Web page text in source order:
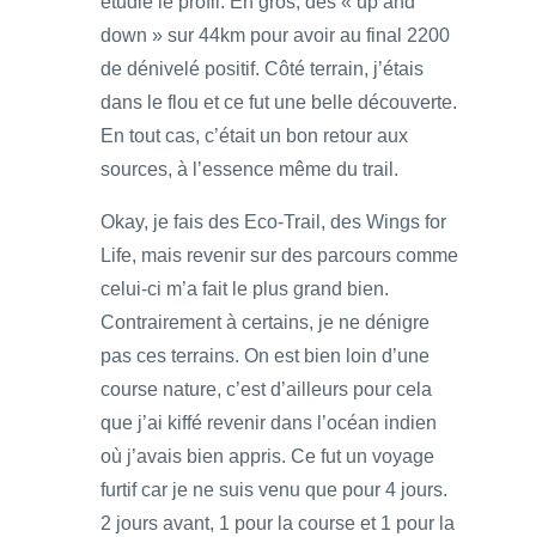
down » sur 44km pour avoir au final 2200
de dénivelé positif. Côté terrain, j’étais
dans le flou et ce fut une belle découverte.
En tout cas, c’était un bon retour aux
sources, à l’essence même du trail.
Okay, je fais des Eco-Trail, des Wings for
Life, mais revenir sur des parcours comme
celui-ci m’a fait le plus grand bien.
Contrairement à certains, je ne dénigre
pas ces terrains. On est bien loin d’une
course nature, c’est d’ailleurs pour cela
que j’ai kiffé revenir dans l’océan indien
où j’avais bien appris. Ce fut un voyage
furtif car je ne suis venu que pour 4 jours.
2 jours avant, 1 pour la course et 1 pour la